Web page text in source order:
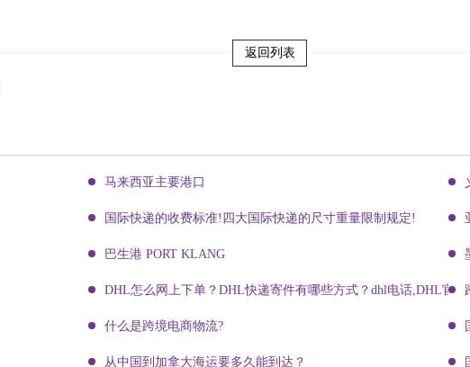
返回列表
马来西亚主要港口
国际快递的收费标准!四大国际快递的尺寸重量限制规定!
巴生港 PORT KLANG
DHL怎么网上下单？DHL快递寄件有哪些方式？dhl电话,DHL官网
什么是跨境电商物流?
从中国到加拿大海运要多久能到达？